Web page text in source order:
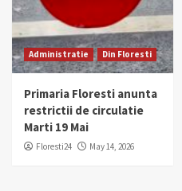
Administratie Din Floresti
Primaria Floresti anunta
restrictii de circulatie
Marti 19 Mai
Floresti24 May 14, 2026